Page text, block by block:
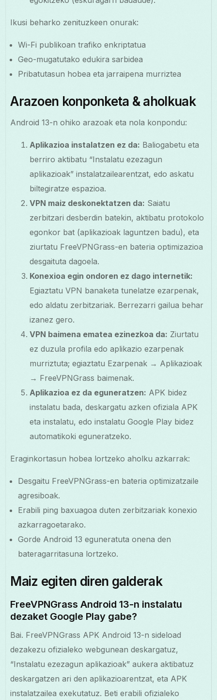
Ikusi beharko zenituzkeen onurak:
Wi-Fi publikoan trafiko enkriptatua
Geo-mugatutako edukira sarbidea
Pribatutasun hobea eta jarraipena murriztea
Arazoen konponketa & aholkuak
Android 13-n ohiko arazoak eta nola konpondu:
Aplikazioa instalatzen ez da: Baliogabetu eta
berriro aktibatu “Instalatu ezezagun
aplikazioak” instalatzailearentzat, edo askatu
biltegiratze espazioa.
VPN maiz deskonektatzen da: Saiatu
zerbitzari desberdin batekin, aktibatu protokolo
egonkor bat (aplikazioak laguntzen badu), eta
ziurtatu FreeVPNGrass-en bateria optimizazioa
desgaituta dagoela.
Konexioa egin ondoren ez dago internetik:
Egiaztatu VPN banaketa tunelatze ezarpenak,
edo aldatu zerbitzariak. Berrezarri gailua behar
izanez gero.
VPN baimena ematea ezinezkoa da: Ziurtatu
ez duzula profila edo aplikazio ezarpenak
murriztuta; egiaztatu Ezarpenak → Aplikazioak
→ FreeVPNGrass baimenak.
Aplikazioa ez da eguneratzen: APK bidez
instalatu bada, deskargatu azken ofiziala APK
eta instalatu, edo instalatu Google Play bidez
automatikoki eguneratzeko.
Eraginkortasun hobea lortzeko aholku azkarrak:
Desgaitu FreeVPNGrass-en bateria optimizatzaile
agresiboak.
Erabili ping baxuagoa duten zerbitzariak konexio
azkarragoetarako.
Gorde Android 13 eguneratuta onena den
bateragarritasuna lortzeko.
Maiz egiten diren galderak
FreeVPNGrass Android 13-n instalatu
dezaket Google Play gabe?
Bai. FreeVPNGrass APK Android 13-n sideload
dezakezu ofizialeko webgunean deskargatuz,
“Instalatu ezezagun aplikazioak” aukera aktibatuz
deskargatzen ari den aplikazioarentzat, eta APK
instalatzailea exekutatuz. Beti erabili ofizialeko